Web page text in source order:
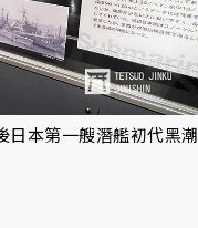
日本第一艘潛艦初代黑潮